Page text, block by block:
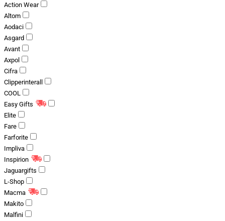
Action Wear
Altom
Aodaci
Asgard
Avant
Axpol
Cifra
Clipperinterall
COOL
Easy Gifts
Elite
Fare
Farforite
Impliva
Inspirion
Jaguargifts
L-Shop
Macma
Makito
Malfini